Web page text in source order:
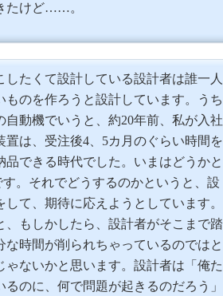
たけど……。
したくて設計している設計者は誰一人
ものを作ろうと設計しています。うち
自動機でいうと、約20年前、私が入社
置は、受注後4、5カ月のぐらい時間を
品できる時代でした。いまはどうかと
。それでどうするのかというと、設
て、期待に応えようとしています。
、もしかしたら、設計者がそこまで踏
な時間が削られちゃっているのではと
ゃないかと思います。設計者は「俺た
のに、何で問題が起きるのだろう」